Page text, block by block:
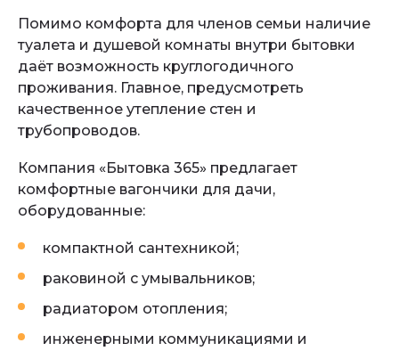
Помимо комфорта для членов семьи наличие
туалета и душевой комнаты внутри бытовки
даёт возможность круглогодичного
проживания. Главное, предусмотреть
качественное утепление стен и
трубопроводов.
Компания «Бытовка 365» предлагает
комфортные вагончики для дачи,
оборудованные:
компактной сантехникой;
раковиной с умывальников;
радиатором отопления;
инженерными коммуникациями и